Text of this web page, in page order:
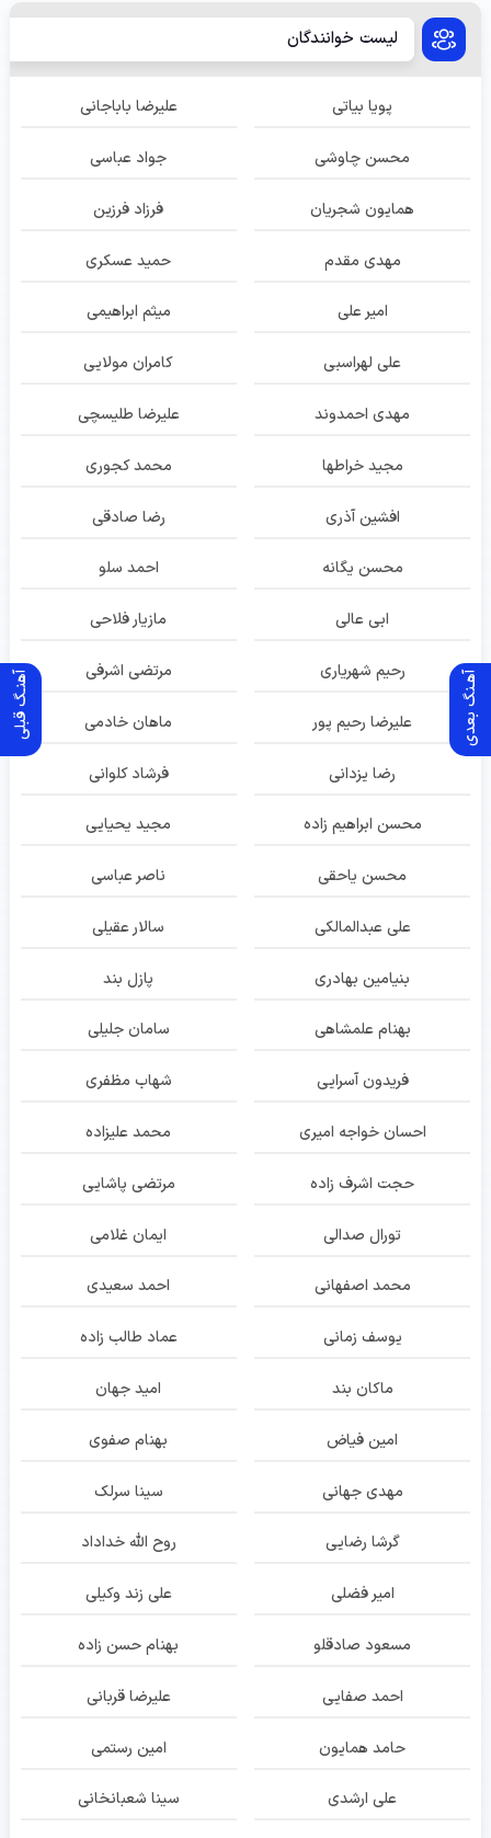
آهنـگ قبلی آهـنگ بعدی
لیست خوانندگان
پویا بیاتی علیرضا باباجانی
محسن چاوشی جواد عباسی
همایون شجریان فرزاد فرزین
مهدی مقدم حمید عسکری
امیر علی میثم ابراهیمی
علی لهراسبی کامران مولایی
مهدی احمدوند علیرضا طلیسچی
مجید خراطها محمد کجوری
افشین آذری رضا صادقی
محسن یگانه احمد سلو
ابی عالی مازیار فلاحی
رحیم شهریاری مرتضی اشرفی
علیرضا رحیم پور ماهان خادمی
رضا یزدانی فرشاد کلوانی
محسن ابراهیم زاده مجید یحیایی
محسن یاحقی ناصر عباسی
علی عبدالمالکی سالار عقیلی
بنیامین بهادری پازل بند
بهنام علمشاهی سامان جلیلی
فریدون آسرایی شهاب مظفری
احسان خواجه امیری محمد علیزاده
حجت اشرف زاده مرتضی پاشایی
تورال صدالی ایمان غلامی
محمد اصفهانی احمد سعیدی
یوسف زمانی عماد طالب زاده
ماکان بند امید جهان
امین فیاض بهنام صفوی
مهدی جهانی سینا سرلک
گرشا رضایی روح الله خداداد
امیر فضلی علی زند وکیلی
مسعود صادقلو بهنام حسن زاده
احمد صفایی علیرضا قربانی
حامد همایون امین رستمی
علی ارشدی سینا شعبانخانی